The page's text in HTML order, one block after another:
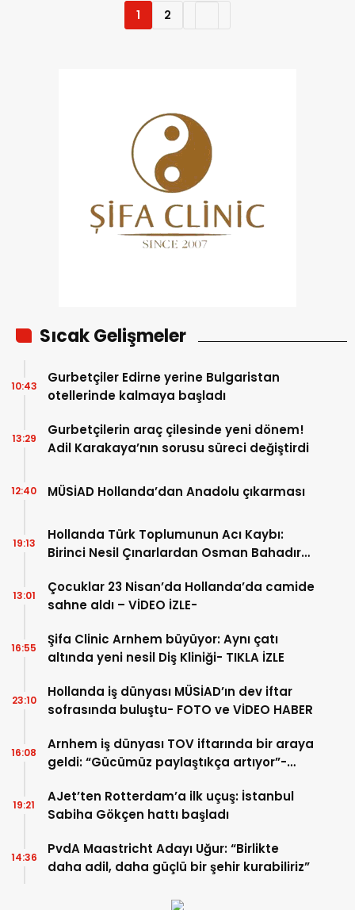
1 2
Sıcak Gelişmeler
Gurbetçiler Edirne yerine Bulgaristan
otellerinde kalmaya başladı
10:43
Gurbetçilerin araç çilesinde yeni dönem!
Adil Karakaya’nın sorusu süreci değiştirdi
13:29
MÜSİAD Hollanda’dan Anadolu çıkarması
12:40
Hollanda Türk Toplumunun Acı Kaybı:
Birinci Nesil Çınarlardan Osman Bahadır
19:13
Çocuklar 23 Nisan’da Hollanda’da camide
sahne aldı – VİDEO İZLE-
13:01
Şifa Clinic Arnhem büyüyor: Aynı çatı
altında yeni nesil Diş Kliniği- TIKLA İZLE
16:55
Hollanda iş dünyası MÜSİAD’ın dev iftar
sofrasında buluştu- FOTO ve VİDEO HABER
23:10
Arnhem iş dünyası TOV iftarında bir araya
geldi: “Gücümüz paylaştıkça artıyor”-
16:08
AJet’ten Rotterdam’a ilk uçuş: İstanbul
Sabiha Gökçen hattı başladı
19:21
PvdA Maastricht Adayı Uğur: “Birlikte
daha adil, daha güçlü bir şehir kurabiliriz”
14:36